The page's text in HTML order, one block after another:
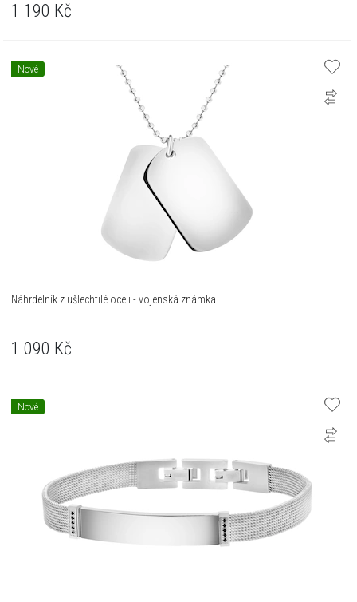
1 190 Kč
Nové
Náhrdelník z ušlechtilé oceli - vojenská známka
1 090 Kč
Nové